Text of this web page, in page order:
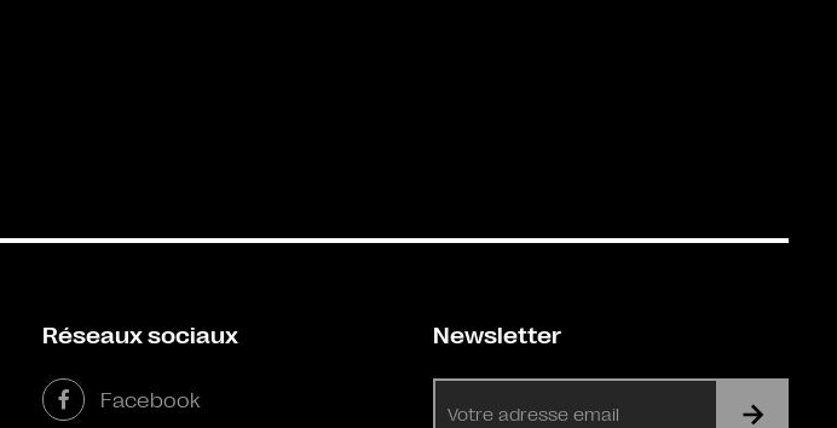
Réseaux sociaux
Facebook
Newsletter
mail